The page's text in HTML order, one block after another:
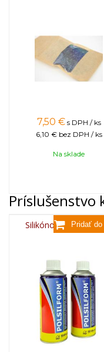
7,50 € s DPH / ks
6,10 € bez DPH / ks
Na sklade
Príslušenstvo
Silikónový sprej 400